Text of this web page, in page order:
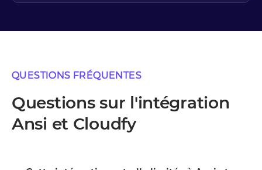
QUESTIONS FRÉQUENTES
Questions sur l'intégration
Ansi et Cloudfy